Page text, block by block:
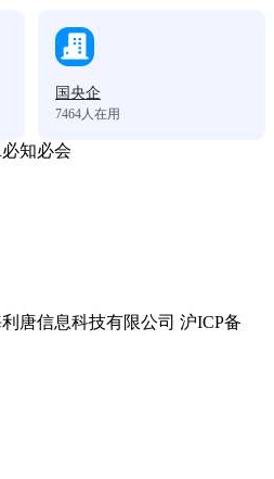
国央企
7464 人在用
唐信息科技有限公司 沪ICP备